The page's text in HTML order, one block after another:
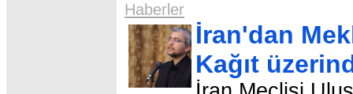
Haberler
İran'dan
Kağıt